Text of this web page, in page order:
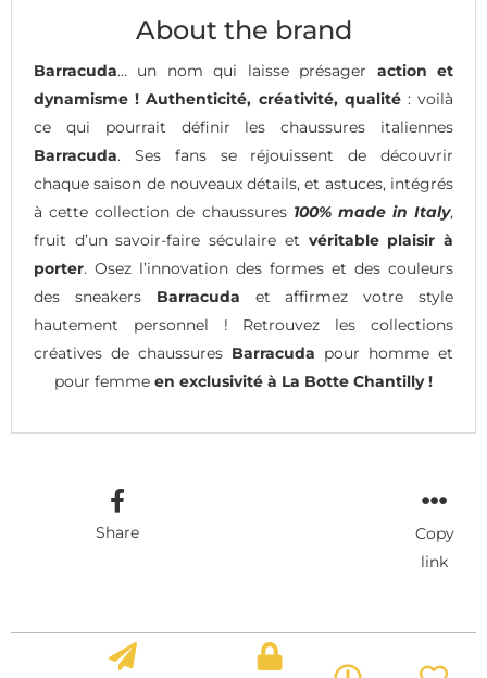
About the brand
Barracuda… un nom qui laisse présager action et
dynamisme ! Authenticité, créativité, qualité: voilà
ce qui pourrait définir les chaussures italiennes
Barracuda. Ses fans se réjouissent de découvrir
chaque saison de nouveaux détails, et astuces, intégrés
à cette collection de chaussures 100% made in Italy,
fruit d’un savoir-faire séculaire et véritable plaisir à
porter. Osez l’innovation des formes et des couleurs
des sneakers Barracuda et affirmez votre style
hautement personnel ! Retrouvez les collections
créatives de chaussures Barracuda pour homme et
pour femme en exclusivité à La Botte Chantilly !
Share
Copy
link